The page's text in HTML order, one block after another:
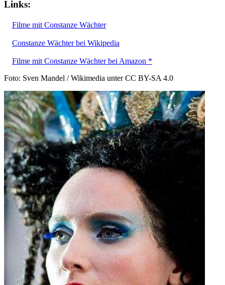
Links:
Filme mit Constanze Wächter
Constanze Wächter bei Wikipedia
Filme mit Constanze Wächter bei Amazon *
Foto: Sven Mandel / Wikimedia unter CC BY-SA 4.0